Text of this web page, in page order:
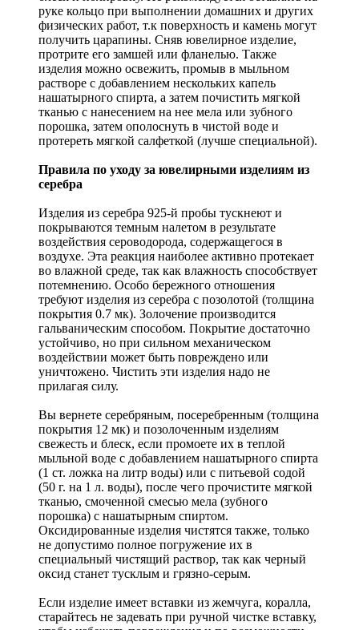
руке кольцо при выполнении домашних и других
физических работ, т.к поверхность и камень могут
получить царапины. Сняв ювелирное изделие,
протрите его замшей или фланелью. Также
изделия можно освежить, промыв в мыльном
растворе с добавлением нескольких капель
нашатырного спирта, а затем почистить мягкой
тканью с нанесением на нее мела или зубного
порошка, затем ополоснуть в чистой воде и
протереть мягкой салфеткой (лучше специальной).
Правила по уходу за ювелирными изделиям из
серебра
Изделия из серебра 925-й пробы тускнеют и
покрываются темным налетом в результате
воздействия сероводорода, содержащегося в
воздухе. Эта реакция наиболее активно протекает
во влажной среде, так как влажность способствует
потемнению. Особо бережного отношения
требуют изделия из серебра с позолотой (толщина
покрытия 0.7 мк). Золочение производится
гальваническим способом. Покрытие достаточно
устойчиво, но при сильном механическом
воздействии может быть повреждено или
уничтожено. Чистить эти изделия надо не
прилагая силу.
Вы вернете серебряным, посеребренным (толщина
покрытия 12 мк) и позолоченным изделиям
свежесть и блеск, если промоете их в теплой
мыльной воде с добавлением нашатырного спирта
(1 ст. ложка на литр воды) или с питьевой содой
(50 г. на 1 л. воды), после чего прочистите мягкой
тканью, смоченной смесью мела (зубного
порошка) с нашатырным спиртом.
Оксидированные изделия чистятся также, только
не допустимо полное погружение их в
специальный чистящий раствор, так как черный
оксид станет тусклым и грязно-серым.
Если изделие имеет вставки из жемчуга, коралла,
старайтесь не задевать при ручной чистке вставку,